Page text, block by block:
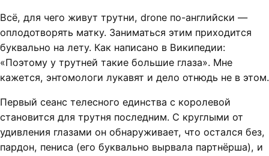
Всё, для чего живут трутни, drone по-английски —
оплодотворять матку. Заниматься этим приходится
буквально на лету. Как написано в Википедии:
«Поэтому у трутней такие большие глаза». Мне
кажется, энтомологи лукавят и дело отнюдь не в этом.
Первый сеанс телесного единства с королевой
становится для трутня последним. С круглыми от
удивления глазами он обнаруживает, что остался без,
пардон, пениса (его буквально вырвала партнёрша), и